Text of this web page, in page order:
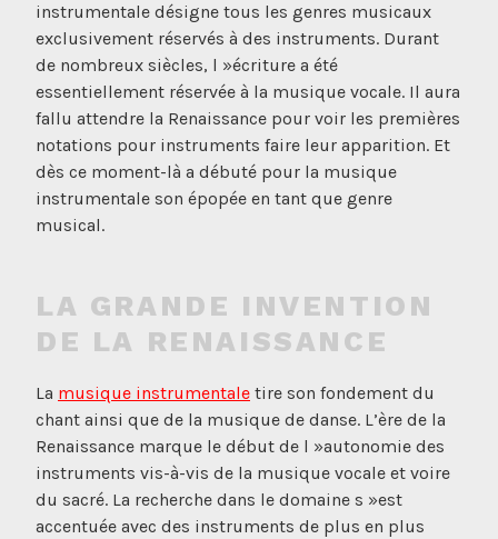
instrumentale désigne tous les genres musicaux
exclusivement réservés à des instruments. Durant
de nombreux siècles, l »écriture a été
essentiellement réservée à la musique vocale. Il aura
fallu attendre la Renaissance pour voir les premières
notations pour instruments faire leur apparition. Et
dès ce moment-là a débuté pour la musique
instrumentale son épopée en tant que genre
musical.
LA GRANDE INVENTION
DE LA RENAISSANCE
La musique instrumentale tire son fondement du
chant ainsi que de la musique de danse. L’ère de la
Renaissance marque le début de l »autonomie des
instruments vis-à-vis de la musique vocale et voire
du sacré. La recherche dans le domaine s »est
accentuée avec des instruments de plus en plus